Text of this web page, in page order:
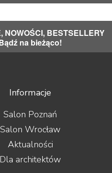
NOWOŚCI, BESTSELLERY
na bieżąco!
Informacje
Salon Poznań
Salon Wrocław
Aktualności
Dla architektów